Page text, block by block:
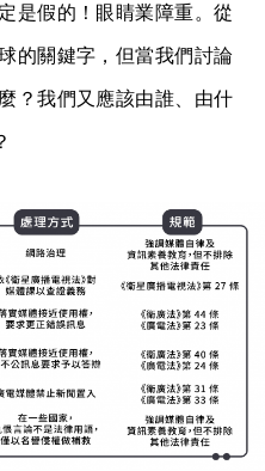
是假的！眼睛業障重。從
的關鍵字，但當我們討論
？我們又應該由誰、由什